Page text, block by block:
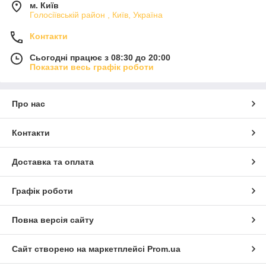
м. Київ
Голосіївській район , Київ, Україна
Контакти
Сьогодні працює з 08:30 до 20:00
Показати весь графік роботи
Про нас
Контакти
Доставка та оплата
Графік роботи
Повна версія сайту
Сайт створено на маркетплейсі Prom.ua